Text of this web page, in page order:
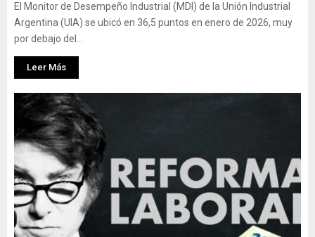
El Monitor de Desempeño Industrial (MDI) de la Unión Industrial
Argentina (UIA) se ubicó en 36,5 puntos en enero de 2026, muy
por debajo del...
Leer Más